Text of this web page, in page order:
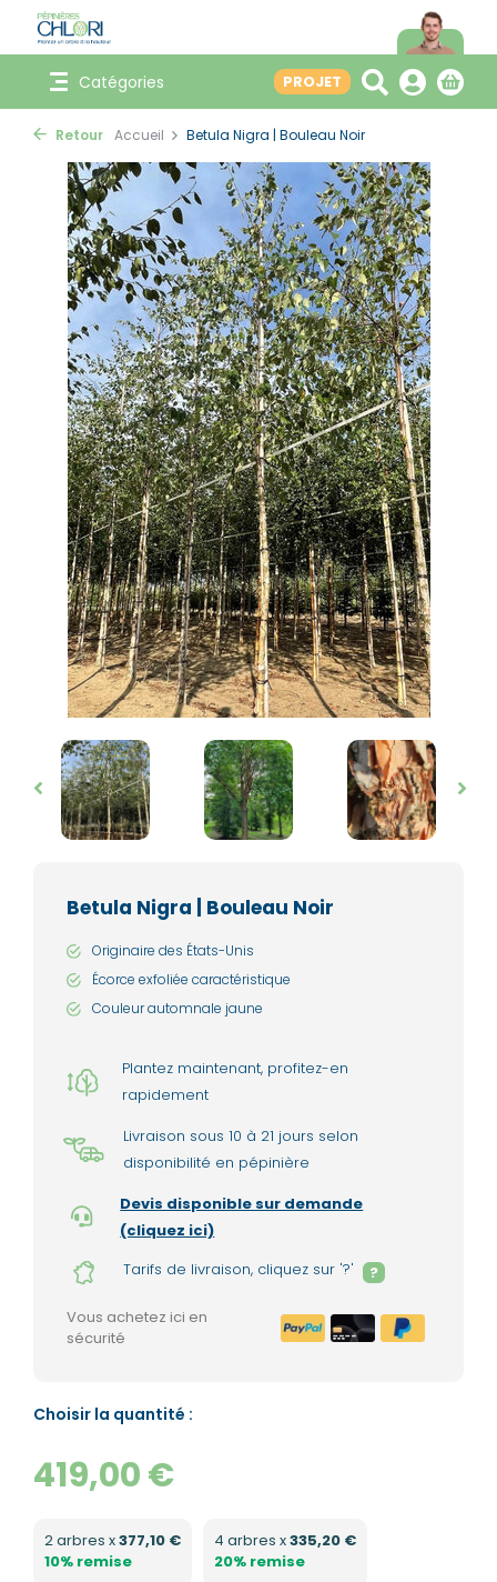
Catégories PROJET
Retour Accueil Betula Nigra | Bouleau Noir
Betula Nigra | Bouleau Noir
Originaire des États-Unis
Écorce exfoliée caractéristique
Couleur automnale jaune
Plantez maintenant, profitez-en
rapidement
Livraison sous 10 à 21 jours selon
disponibilité en pépinière
Devis disponible sur demande
(cliquez ici)
Tarifs de livraison, cliquez sur '?'
?
Vous achetez ici en
sécurité
Choisir la quantité :
419,00 €
2 arbres x377,10 €
10% remise
4 arbres x335,20 €
20% remise